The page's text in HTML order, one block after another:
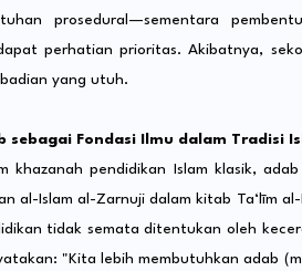
prosedural—sementara
perhatian prioritas. Akibatnya,
yang utuh.
sebagai Fondasi Ilmu dalam Tradisi
khazanah pendidikan Islam klasik,
al-Islam al-Zarnuji dalam kitab Ta‘līm
tidak semata ditentukan oleh
"Kita lebih membutuhkan adab